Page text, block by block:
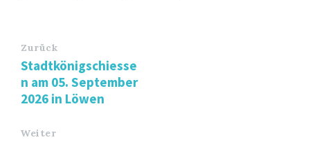
Zurück
Stadtkönigschiesse
n am 05. September
2026 in Löwen
Weiter